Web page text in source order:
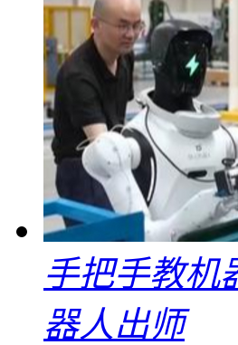
手把手教机
器人出师